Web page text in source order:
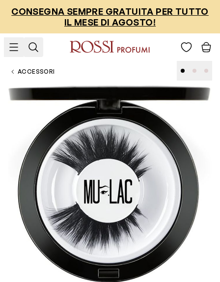
CONSEGNA SEMPRE GRATUITA PER TUTTO
IL MESE DI AGOSTO!
ACCESSORI